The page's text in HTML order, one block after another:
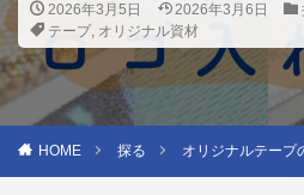
2026年3月5日 2026年3月6日
テープ, オリジナル資材
HOME 探る オリジナルテープ